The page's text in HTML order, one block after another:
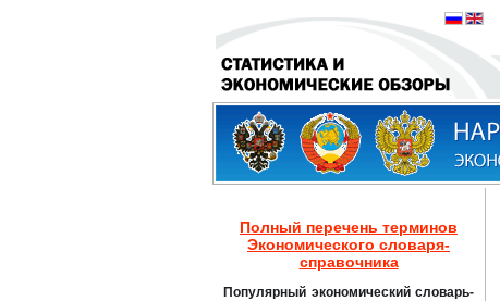
Полный перечень терминов
Экономического словаря-
справочника
Популярный экономический словарь-